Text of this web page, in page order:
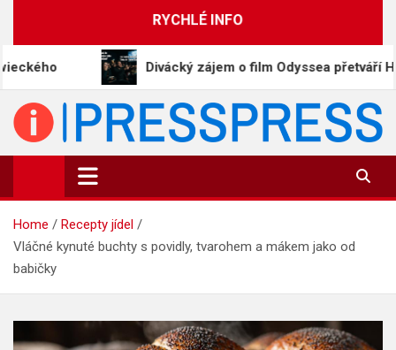
RYCHLÉ INFO
Divácký zájem o film Odyssea přetváří Homéra na
PressPress.cz
Vaše zprávy v souvislostech
Home
Recepty jídel
Vláčné kynuté buchty s povidly, tvarohem a mákem jako od
babičky